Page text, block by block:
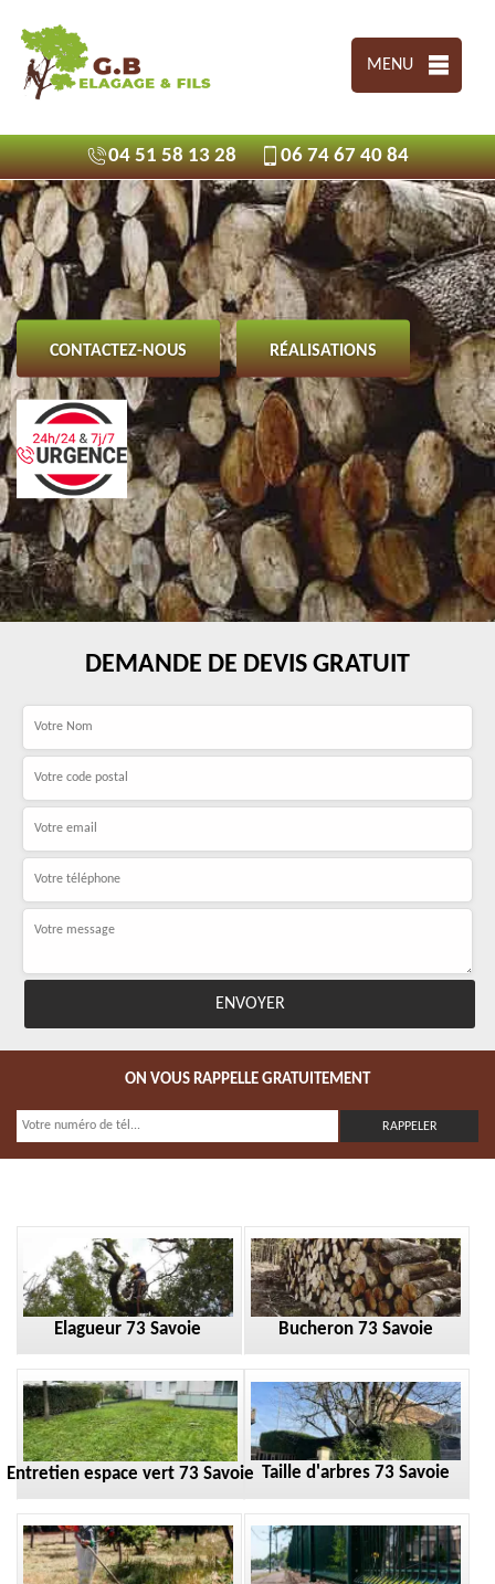
MENU
04 51 58 13 28 06 74 67 40 84
CONTACTEZ-NOUS RÉALISATIONS
DEMANDE DE DEVIS GRATUIT
ON VOUS RAPPELLE GRATUITEMENT
Elagueur 73 Savoie Bucheron 73 Savoie
Entretien espace vert 73 Savoie Taille d'arbres 73 Savoie